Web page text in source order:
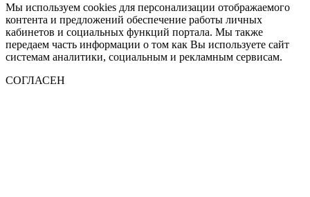
Мы используем cookies для персонализации отображаемого
контента и предложений обеспечение работы личных
кабинетов и социальных функций портала. Мы также
передаем часть информации о том как Вы используете сайт
системам аналитики, социальным и рекламным сервисам.
СОГЛАСЕН